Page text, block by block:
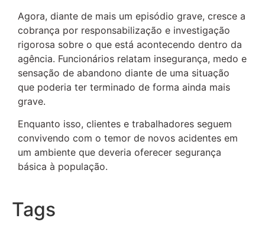
Agora, diante de mais um episódio grave, cresce a
cobrança por responsabilização e investigação
rigorosa sobre o que está acontecendo dentro da
agência. Funcionários relatam insegurança, medo e
sensação de abandono diante de uma situação
que poderia ter terminado de forma ainda mais
grave.
Enquanto isso, clientes e trabalhadores seguem
convivendo com o temor de novos acidentes em
um ambiente que deveria oferecer segurança
básica à população.
Tags